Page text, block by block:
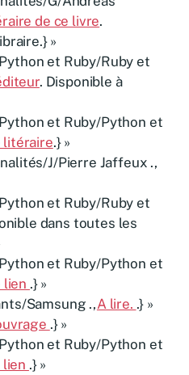
de ce livre.
»
et Ruby/Ruby et
. Disponible à
et Ruby/Python et
litéraire.} »
J/Pierre Jaffeux .,
et Ruby/Ruby et
dans toutes les
et Ruby/Python et
lien .} »
Samsung .,A lire. .} »
.} »
et Ruby/Python et
lien .} »